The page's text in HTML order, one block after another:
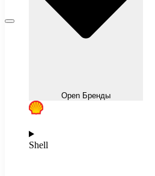
Open Бренды
Shell